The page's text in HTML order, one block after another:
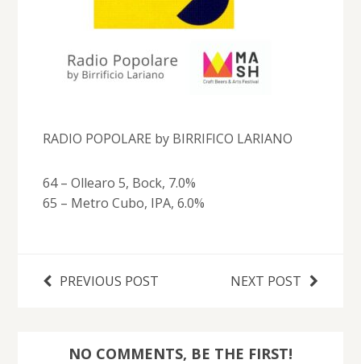
RADIO POPOLARE by BIRRIFICO LARIANO
64 – Ollearo 5, Bock, 7.0%
65 – Metro Cubo, IPA, 6.0%
PREVIOUS POST NEXT POST
NO COMMENTS, BE THE FIRST!